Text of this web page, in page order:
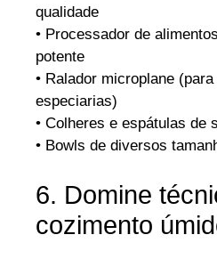
qualidade
• Processador de
potente
• Ralador microplane
especiarias)
• Colheres e espátulas de
• Bowls de diversos
6. Domine
cozimento